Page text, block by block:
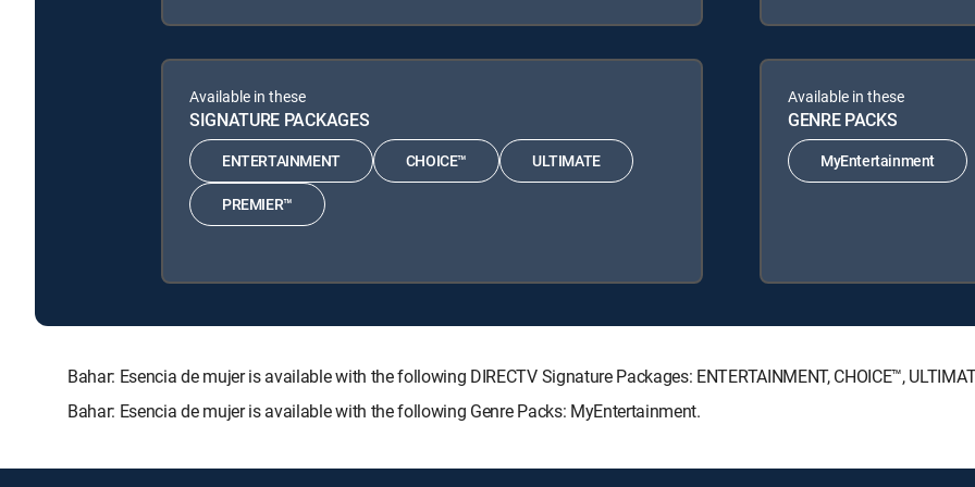
Available in these
SIGNATURE PACKAGES
ENTERTAINMENT CHOICE™ ULTIMATE
PREMIER™
Available in these
GENRE PACKS
MyEntertainment
Bahar: Esencia de mujer is available with the following DIRECTV Signature Packages: ENTERTAINMENT, CHOICE™,
Bahar: Esencia de mujer is available with the following Genre Packs: MyEntertainment.